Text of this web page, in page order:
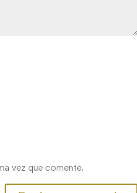
vez que comente.